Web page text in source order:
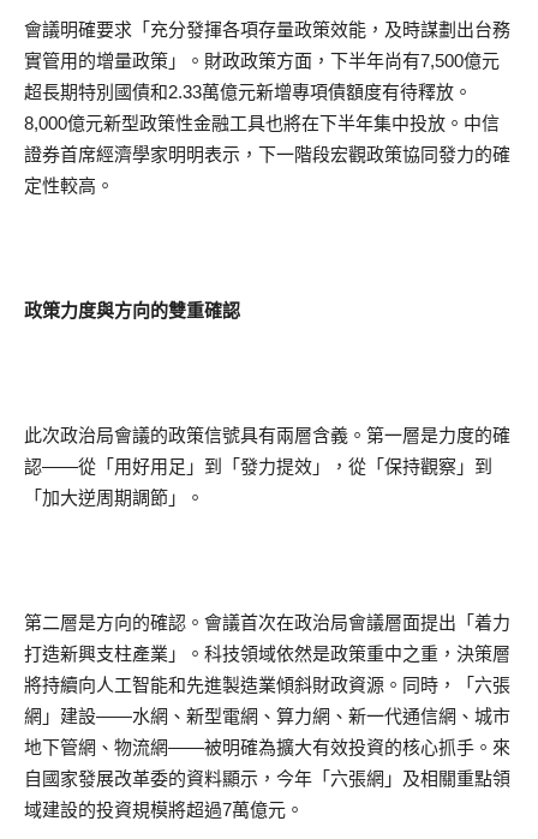
會議明確要求「充分發揮各項存量政策效能，及時謀劃出台務
實管用的增量政策」。財政政策方面，下半年尚有7,500億元
超長期特別國債和2.33萬億元新增專項債額度有待釋放。
8,000億元新型政策性金融工具也將在下半年集中投放。中信
證券首席經濟學家明明表示，下一階段宏觀政策協同發力的確
定性較高。
政策力度與方向的雙重確認
此次政治局會議的政策信號具有兩層含義。第一層是力度的確
認——從「用好用足」到「發力提效」，從「保持觀察」到
「加大逆周期調節」。
第二層是方向的確認。會議首次在政治局會議層面提出「着力
打造新興支柱產業」。科技領域依然是政策重中之重，決策層
將持續向人工智能和先進製造業傾斜財政資源。同時，「六張
網」建設——水網、新型電網、算力網、新一代通信網、城市
地下管網、物流網——被明確為擴大有效投資的核心抓手。來
自國家發展改革委的資料顯示，今年「六張網」及相關重點領
域建設的投資規模將超過7萬億元。